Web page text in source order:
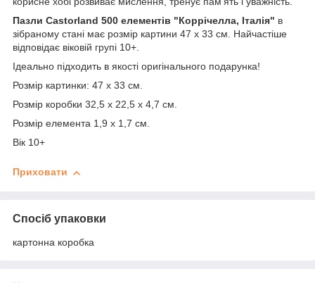
Пазли Castorland 500 елементів "Коррічелла, Італія" в
зібраному стані має розмір картини 47 х 33 см. Найчастіше
відповідає віковій групі 10+.
Ідеально підходить в якості оригінального подарунка!
Розмір картинки: 47 х 33 см.
Розмір коробки 32,5 х 22,5 х 4,7 см.
Розмір елемента 1,9 х 1,7 см.
Вік 10+
Приховати
Спосіб упаковки
картонна коробка